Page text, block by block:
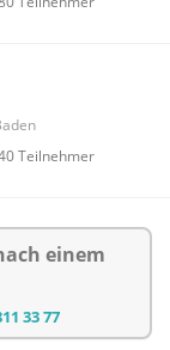
Teilnehmer
einem
33 77